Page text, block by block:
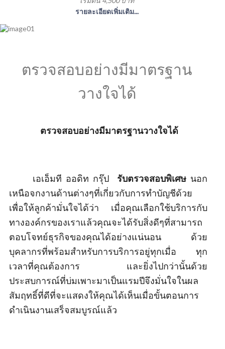
รายละเอียดเพิ่มเติม...
ตรวจสอบอย่างมีมาตรฐาน
วางใจได้
ตรวจสอบอย่างมีมาตรฐานวางใจได้
เอเอ็มที ออดิท กรุ๊ป รับตรวจสอบพิเศษ นอก
เหนือจกงานด้านต่างๆที่เกี่ยวกับการทำบัญชีด้วย
เพื่อให้ลูกค้ามั่นใจได้ว่า เมื่อคุณเลือกใช้บริการกับ
ทางองค์กรของเราแล้วคุณจะได้รับสิ่งดีๆที่สามารถ
ตอบโจทย์ธุรกิจของคุณได้อย่างแน่นอน ด้วย
บุคลากรที่พร้อมสำหรับการบริการอยู่ทุกเมื่อ ทุก
เวลาที่คุณต้องการ และยิ่งไปกว่านั้นด้วย
ประสบการณ์ที่บ่มเพาะมาเป็นแรมปีจึงมั่นใจในผล
สัมฤทธิ์ที่ดีที่จะแสดงให้คุณได้เห็นเมื่อขั้นตอนการ
ดำเนินงานเสร็จสมบูรณ์แล้ว